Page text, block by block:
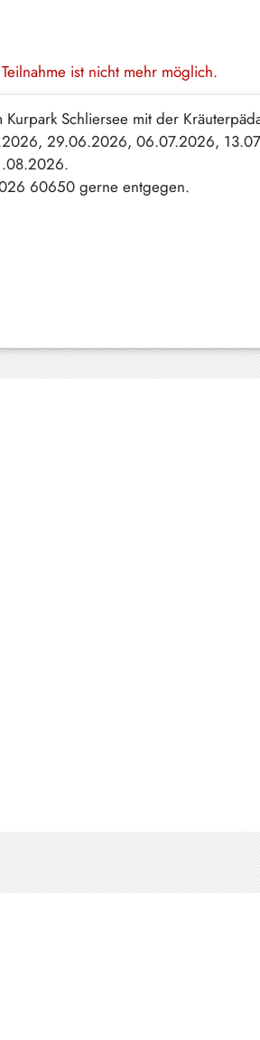
ist nicht mehr möglich.
Schliersee mit der
29.06.2026, 06.07.2026,
60650 gerne entgegen.